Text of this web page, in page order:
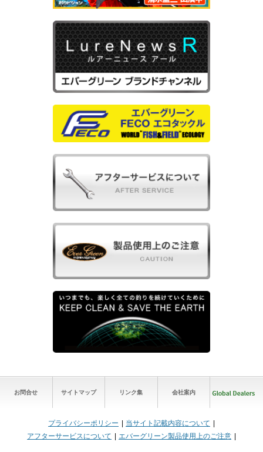
お問合せ サイトマップ リンク集 会社案内
プライバシーポリシー
当サイト記載内容について
アフターサービスについて
エバーグリーン製品使用上のご注意